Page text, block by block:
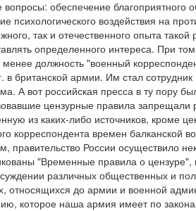
вопросы: обеспечение благоприятного
психологического воздействия на
так и отечественного опыта
определенного интереса. При
должность "военный
в британской армии. Им стал
А вот российская пресса в ту пору
цензурные правила запрещали
из каких-либо источников, кроме
корреспондента времен
правительство России осуществило
"Временные правила о цензуре",
различных общественных и
относящихся до армии и военной
которое наша армия имеет по